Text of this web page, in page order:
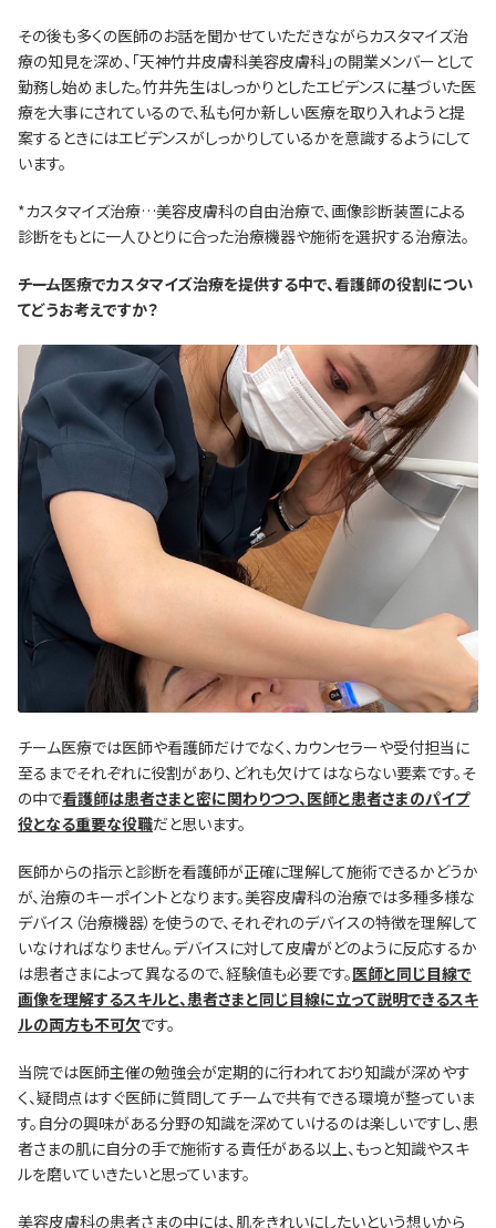
その後も多くの医師のお話を聞かせていただきながらカスタマイズ治
療の知見を深め、「天神竹井皮膚科美容皮膚科」の開業メンバーとして
勤務し始めました。竹井先生はしっかりとしたエビデンスに基づいた医
療を大事にされているので、私も何か新しい医療を取り入れようと提
案するときにはエビデンスがしっかりしているかを意識するようにして
います。
*カスタマイズ治療…美容皮膚科の自由治療で、画像診断装置による
診断をもとに一人ひとりに合った治療機器や施術を選択する治療法。
―――チーム医療でカスタマイズ治療を提供する中で、看護師の役割につい
てどうお考えですか？
チーム医療では医師や看護師だけでなく、カウンセラーや受付担当に
至るまでそれぞれに役割があり、どれも欠けてはならない要素です。そ
の中で看護師は患者さまと密に関わりつつ、医師と患者さまのパイプ
役となる重要な役職だと思います。
医師からの指示と診断を看護師が正確に理解して施術できるかどうか
が、治療のキーポイントとなります。美容皮膚科の治療では多種多様な
デバイス（治療機器）を使うので、それぞれのデバイスの特徴を理解して
いなければなりません。デバイスに対して皮膚がどのように反応するか
は患者さまによって異なるので、経験値も必要です。医師と同じ目線で
画像を理解するスキルと、患者さまと同じ目線に立って説明できるスキ
ルの両方も不可欠です。
当院では医師主催の勉強会が定期的に行われており知識が深めやす
く、疑問点はすぐ医師に質問してチームで共有できる環境が整っていま
す。自分の興味がある分野の知識を深めていけるのは楽しいですし、患
者さまの肌に自分の手で施術する責任がある以上、もっと知識やスキ
ルを磨いていきたいと思っています。
美容皮膚科の患者さまの中には、肌をきれいにしたいという想いから